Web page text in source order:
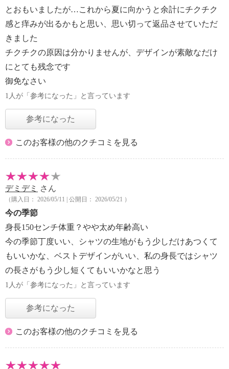
とおもいましたが…これから夏に向かうと余計にチクチク
感と痒みが出るかもと思い、思い切って返品させていただ
きました
チクチクの原因は分かりませんが、デザインが素敵なだけ
にとても残念です
御免なさい
1人が「参考になった」と言っています
参考になった
このお客様の他のクチコミを見る
デミデミ さん
（購入日： 2026/05/11 | 公開日： 2026/05/21 ）
今の季節
身長150センチ体重？やや太め年齢高い
今の季節丁度いい、シャツの生地がもう少しだけあつくて
もいいかな、ベストデザインがいい、私の身長ではシャツ
の長さがもう少し短くてもいいかなと思う
1人が「参考になった」と言っています
参考になった
このお客様の他のクチコミを見る